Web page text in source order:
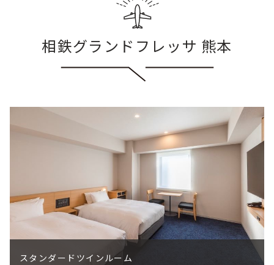
相鉄グランドフレッサ 熊本
ロビー